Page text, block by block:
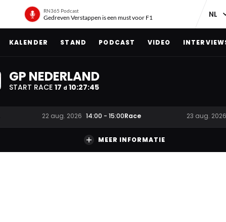
RN365 Podcast
Gedreven Verstappen is een must voor F1
KALENDER STAND PODCAST VIDEO
GP NEDERLAND
START RACE 17 d 10:27:45
22 aug. 2026 14:00 - 15:00Race 23 aug. 2026
MEER INFORMATIE